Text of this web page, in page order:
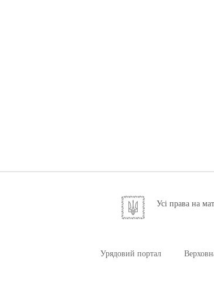
Усі права на
Урядовий портал